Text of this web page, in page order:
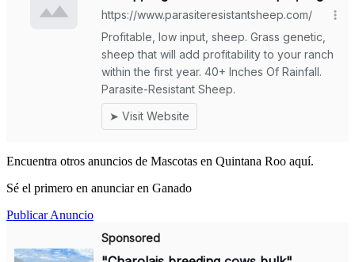
Encuentra otros anuncios de Mascotas en Quintana Roo aquí.
Sé el primero en anunciar en Ganado
Publicar Anuncio